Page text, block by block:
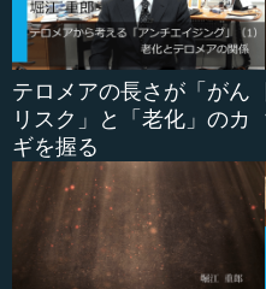
の人に会いたい」で私と対談
テロメアの長さが「がん
リスク」と「老化」のカ
ギを握る